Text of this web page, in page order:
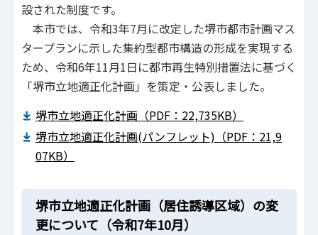
設された制度です。
本市では、令和3年7月に改定した堺市都市計画マス
タープランに示した集約型都市構造の形成を実現する
ため、令和6年11月1日に都市再生特別措置法に基づく
「堺市立地適正化計画」を策定・公表しました。
堺市立地適正化計画（PDF：22,735KB）
堺市立地適正化計画(パンフレット)（PDF：21,9
07KB）
堺市立地適正化計画（居住誘導区域）の変
更について（令和7年10月）